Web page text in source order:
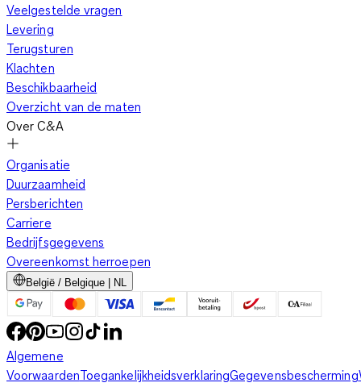
Veelgestelde vragen
Levering
Terugsturen
Klachten
Beschikbaarheid
Overzicht van de maten
Over C&A
Organisatie
Duurzaamheid
Persberichten
Carriere
Bedrijfsgegevens
Overeenkomst herroepen
België / Belgique | NL
Algemene
VoorwaardenToegankelijkheidsverklaringGegevensbescherming